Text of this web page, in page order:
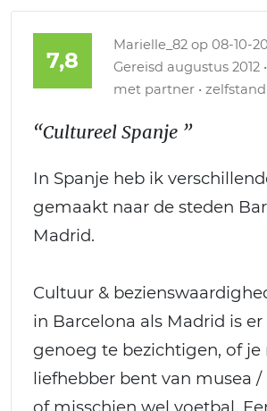
7,8
Marielle_82 op 08-10-
Gereisd augustus 2012
met partner •
“Cultureel Spanje ”
In Spanje heb ik
gemaakt naar de steden
Madrid.
Cultuur &
in Barcelona als Madrid is
genoeg te bezichtigen, of je
liefhebber bent van musea